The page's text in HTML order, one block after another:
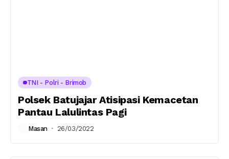
TNI - Polri - Brimob
Polsek Batujajar Atisipasi Kemacetan
Pantau Lalulintas Pagi
Masan 26/03/2022